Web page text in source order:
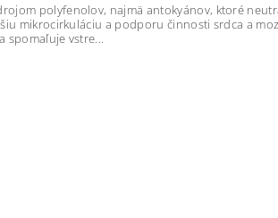
polyfenolov, najmä antokyánov, ktoré
mikrocirkuláciu a podporu činnosti srdca a
spomaľuje vstre...